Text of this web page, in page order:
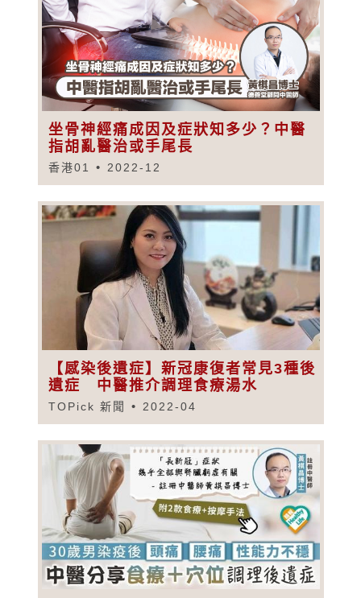
坐骨神經痛成因及症狀知多少？中醫
指胡亂醫治或手尾長
香港01 2022-12
【感染後遺症】新冠康復者常見3種後
遺症 中醫推介調理食療湯水
TOPick 新聞 2022-04